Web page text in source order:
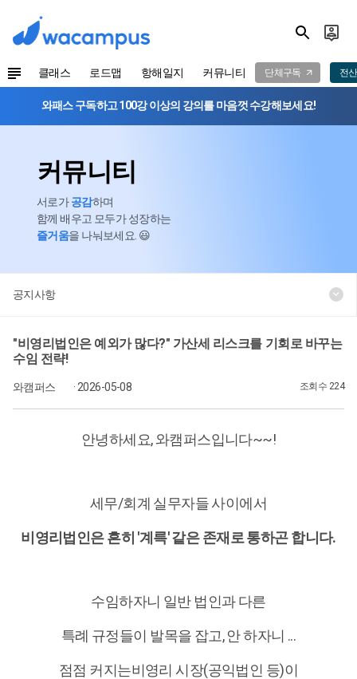
클래스 로드맵 항해일지 커뮤니티 단체구독 전
와패스 구독하고 100강 이상의 강의를 마음껏 수강해보세요!
커뮤니티
서로가공감하며
함께 배우고 모두가 성장하는
즐거움을 나눠보세요. 😃
공지사항
"비영리법인은 예외가 많다?" 가산세 리스크를 기회로 바꾸는
수임 전략!
와캠퍼스 · 2026-05-08 조회수 224
안녕하세요, 와캠퍼스입니다~~!
세무/회계 실무자들 사이에서
비영리법인은 흔히 '계륵' 같은 존재로 통하곤 합니다.
수임하자니 일반 법인과 다른
특례 규정들이 발목을 잡고, 안 하자니 ...
점점 커지는비영리 시장(공익법인 등)이